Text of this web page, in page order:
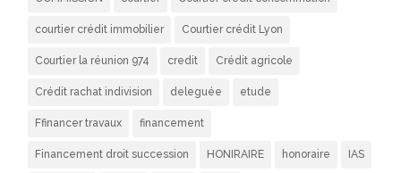
courtier crédit immobilier Courtier crédit Lyon
Courtier la réunion 974 credit Crédit agricole
Crédit rachat indivision deleguée etude
Ffinancer travaux financement
Financement droit succession HONIRAIRE honoraire IAS